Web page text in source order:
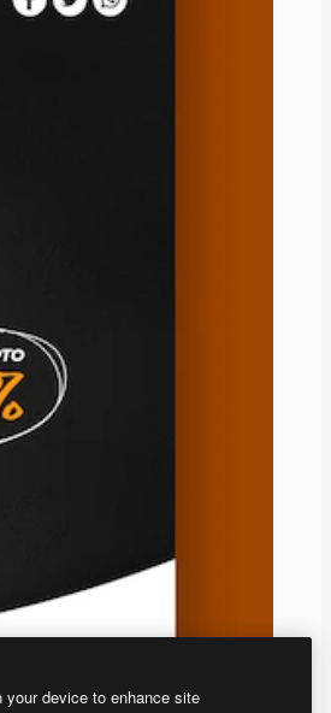
your device to enhance site